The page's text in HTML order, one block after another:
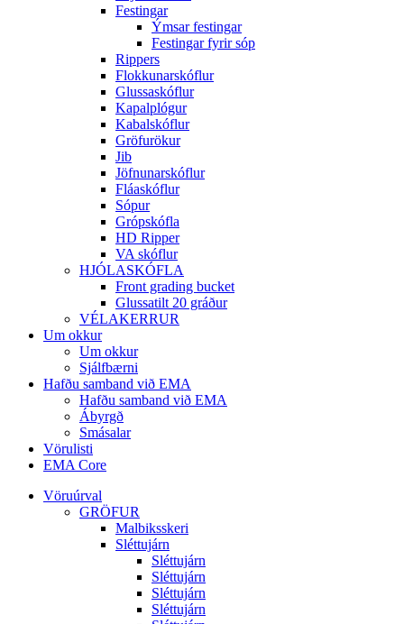
Festingar
Ýmsar festingar
Festingar fyrir sóp
Rippers
Flokkunarskóflur
Glussaskóflur
Kapalplógur
Kabalskóflur
Gröfurökur
Jib
Jöfnunarskóflur
Fláaskóflur
Sópur
Grópskófla
HD Ripper
VA skóflur
HJÓLASKÓFLA
Front grading bucket
Glussatilt 20 gráður
VÉLAKERRUR
Um okkur
Um okkur
Sjálfbærni
Hafðu samband við EMA
Hafðu samband við EMA
Ábyrgð
Smásalar
Vörulisti
EMA Core
Vöruúrval
GRÖFUR
Malbiksskeri
Sléttujárn
Sléttujárn
Sléttujárn
Sléttujárn
Sléttujárn